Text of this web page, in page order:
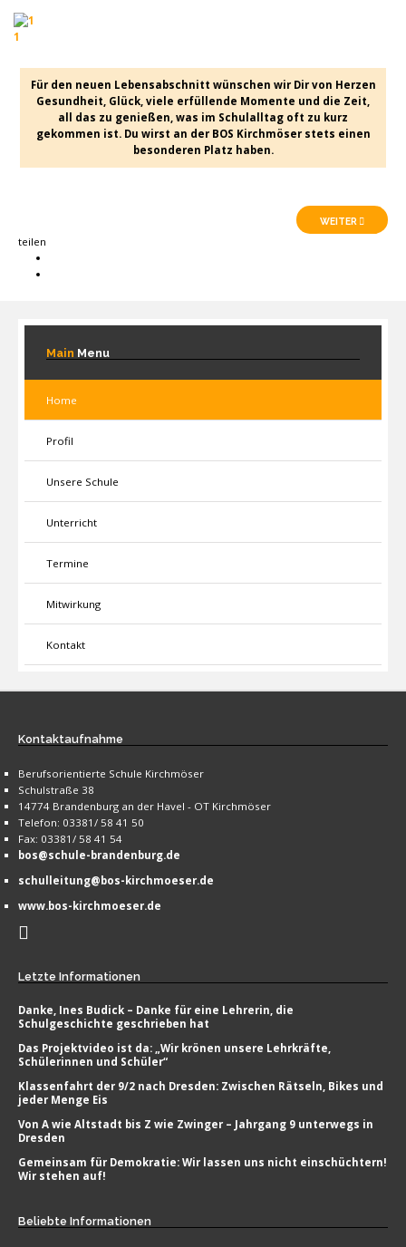
1
Für den neuen Lebensabschnitt wünschen wir Dir von Herzen
Gesundheit, Glück, viele erfüllende Momente und die Zeit,
all das zu genießen, was im Schulalltag oft zu kurz
gekommen ist. Du wirst an der BOS Kirchmöser stets einen
besonderen Platz haben.
WEITER
teilen
Main Menu
Home
Profil
Unsere Schule
Unterricht
Termine
Mitwirkung
Kontakt
Kontaktaufnahme
Berufsorientierte Schule Kirchmöser
Schulstraße 38
14774 Brandenburg an der Havel - OT Kirchmöser
Telefon: 03381/ 58 41 50
Fax: 03381/ 58 41 54
bos@schule-brandenburg.de
schulleitung@bos-kirchmoeser.de
www.bos-kirchmoeser.de
Letzte Informationen
Danke, Ines Budick – Danke für eine Lehrerin, die
Schulgeschichte geschrieben hat
Das Projektvideo ist da: „Wir krönen unsere Lehrkräfte,
Schülerinnen und Schüler“
Klassenfahrt der 9/2 nach Dresden: Zwischen Rätseln, Bikes und
jeder Menge Eis
Von A wie Altstadt bis Z wie Zwinger – Jahrgang 9 unterwegs in
Dresden
Gemeinsam für Demokratie: Wir lassen uns nicht einschüchtern!
Wir stehen auf!
Beliebte Informationen